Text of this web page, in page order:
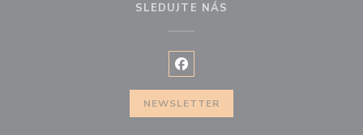
SLEDUJTE NÁS
Facebook ((otevře se v novém
NEWSLETTER